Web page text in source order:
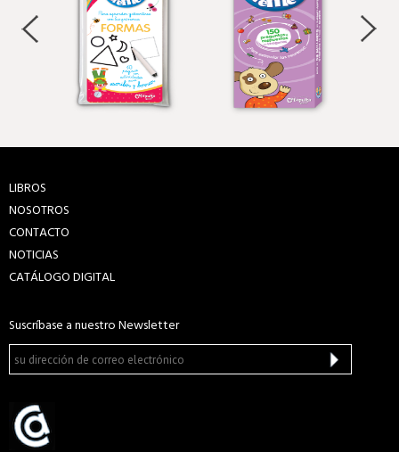
LIBROS
NOSOTROS
CONTACTO
NOTICIAS
CATÁLOGO DIGITAL
Suscríbase a nuestro Newsletter